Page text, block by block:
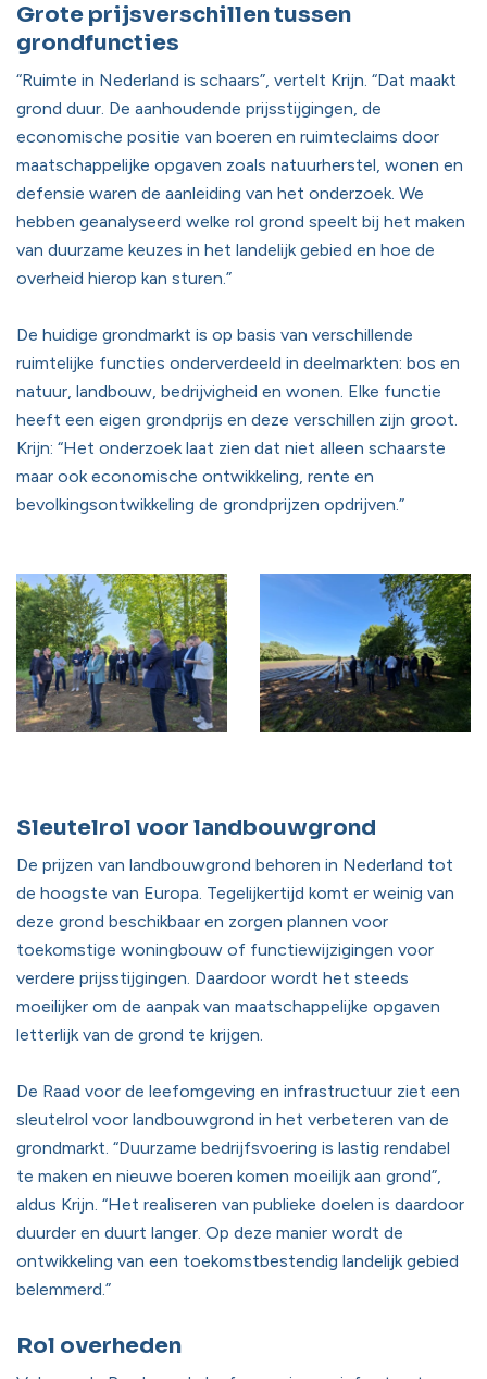
Grote prijsverschillen tussen
grondfuncties
“Ruimte in Nederland is schaars”, vertelt Krijn. “Dat maakt
grond duur. De aanhoudende prijsstijgingen, de
economische positie van boeren en ruimteclaims door
maatschappelijke opgaven zoals natuurherstel, wonen en
defensie waren de aanleiding van het onderzoek. We
hebben geanalyseerd welke rol grond speelt bij het maken
van duurzame keuzes in het landelijk gebied en hoe de
overheid hierop kan sturen.”
De huidige grondmarkt is op basis van verschillende
ruimtelijke functies onderverdeeld in deelmarkten: bos en
natuur, landbouw, bedrijvigheid en wonen. Elke functie
heeft een eigen grondprijs en deze verschillen zijn groot.
Krijn: “Het onderzoek laat zien dat niet alleen schaarste
maar ook economische ontwikkeling, rente en
bevolkingsontwikkeling de grondprijzen opdrijven.”
Sleutelrol voor landbouwgrond
De prijzen van landbouwgrond behoren in Nederland tot
de hoogste van Europa. Tegelijkertijd komt er weinig van
deze grond beschikbaar en zorgen plannen voor
toekomstige woningbouw of functiewijzigingen voor
verdere prijsstijgingen. Daardoor wordt het steeds
moeilijker om de aanpak van maatschappelijke opgaven
letterlijk van de grond te krijgen.
De Raad voor de leefomgeving en infrastructuur ziet een
sleutelrol voor landbouwgrond in het verbeteren van de
grondmarkt. “Duurzame bedrijfsvoering is lastig rendabel
te maken en nieuwe boeren komen moeilijk aan grond”,
aldus Krijn. “Het realiseren van publieke doelen is daardoor
duurder en duurt langer. Op deze manier wordt de
ontwikkeling van een toekomstbestendig landelijk gebied
belemmerd.”
Rol overheden